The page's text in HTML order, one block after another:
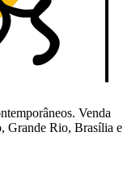
Venda
Grande Rio, Brasília e